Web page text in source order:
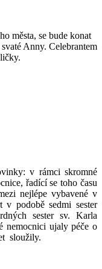
města, se bude konat
Anny. Celebrantem
v rámci skromné
řadící se toho času
nejlépe vybavené v
v podobě sedmi sester
sester sv. Karla
nemocnici ujaly péče o
sloužily.